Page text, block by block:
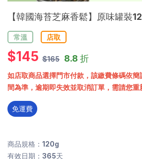
【韓國海苔芝麻香鬆】原味罐裝
常溫 店取
$145 $165 8.8 折
如店取商品選擇門市付款，該繳費條碼依
間為準，逾期即失效並取消訂單，需請您重
免運費
商品規格：120g
有效日期：365天